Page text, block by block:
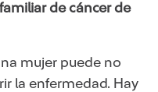
de cáncer de
mujer puede no
la enfermedad. Hay